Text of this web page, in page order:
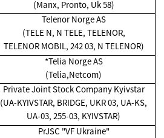
(Manx, Pronto, Uk 58)
Telenor Norge AS
(TELE N, N TELE, TELENOR,
TELENOR MOBIL, 242 03, N TELENOR)
*Telia Norge AS
(Telia,Netcom)
Private Joint Stock Company Kyivstar
(UA-KYIVSTAR, BRIDGE, UKR 03, UA-KS,
UA-03, 255-03, KYIVSTAR)
PrJSC "VF Ukraine"